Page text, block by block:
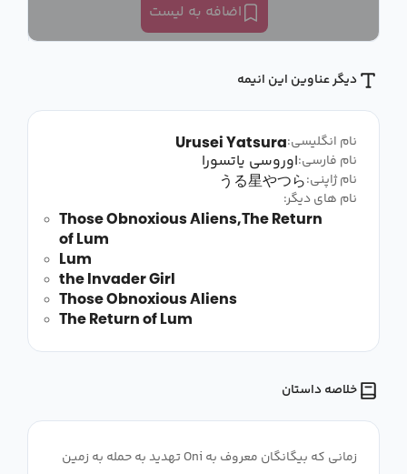
اضافه به لیست
دیگر عناوین این انیمه
نام انگلیسی:Urusei Yatsura
نام فارسی:اوروسی یاتسورا
نام ژاپنی:うる星やつら
نام های دیگر:
Those Obnoxious Aliens,The Return
of Lum
Lum
the Invader Girl
Those Obnoxious Aliens
The Return of Lum
خلاصه داستان
زمانی که بیگانگان معروف به Oni تهدید به حمله به زمین